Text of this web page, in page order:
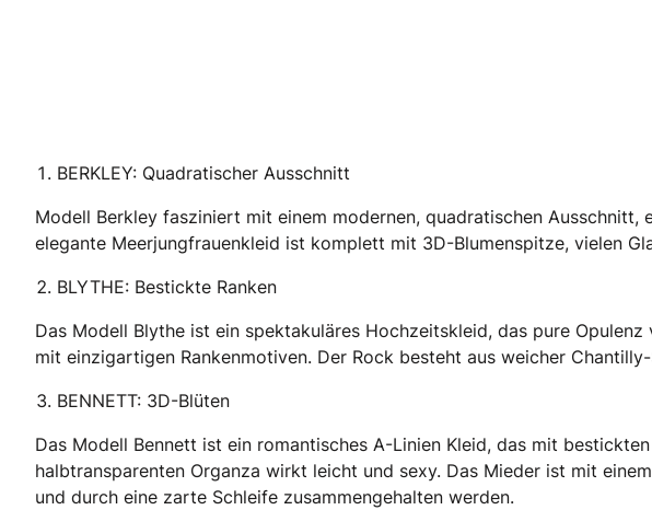
BERKLEY: Quadratischer Ausschnitt
Modell Berkley fasziniert mit einem modernen, quadratischen
elegante Meerjungfrauenkleid ist komplett mit 3D-­Blumenspitze, vielen
BLYTHE: Bestickte Ranken
Das Modell Blythe ist ein spektakuläres Hochzeits­kleid, das pure
mit einzigartigen Rankenmotiven. Der Rock besteht aus weicher
BENNETT: 3D-Blüten
Das Modell Bennett ist ein romantisches A­-Linien­ Kleid, das mit
halbtransparenten Organza wirkt leicht und sexy. Das Mieder ist mit
und durch eine zarte Schleife zusammengehalten werden.